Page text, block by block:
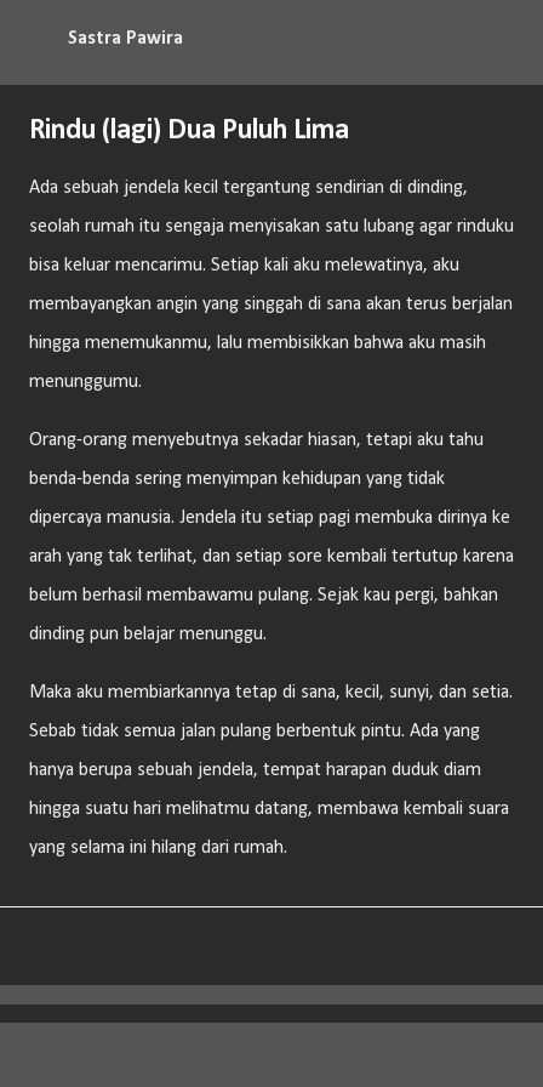
Langsung ke konten utama
Sastra Pawira
Rindu (lagi) Dua Puluh Lima
Ada sebuah jendela kecil tergantung sendirian di dinding,
seolah rumah itu sengaja menyisakan satu lubang agar rinduku
bisa keluar mencarimu. Setiap kali aku melewatinya, aku
membayangkan angin yang singgah di sana akan terus berjalan
hingga menemukanmu, lalu membisikkan bahwa aku masih
menunggumu.
Orang-orang menyebutnya sekadar hiasan, tetapi aku tahu
benda-benda sering menyimpan kehidupan yang tidak
dipercaya manusia. Jendela itu setiap pagi membuka dirinya ke
arah yang tak terlihat, dan setiap sore kembali tertutup karena
belum berhasil membawamu pulang. Sejak kau pergi, bahkan
dinding pun belajar menunggu.
Maka aku membiarkannya tetap di sana, kecil, sunyi, dan setia.
Sebab tidak semua jalan pulang berbentuk pintu. Ada yang
hanya berupa sebuah jendela, tempat harapan duduk diam
hingga suatu hari melihatmu datang, membawa kembali suara
yang selama ini hilang dari rumah.